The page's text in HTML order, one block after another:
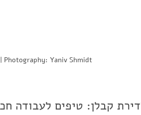
Photography: Yaniv Shmidt
קבלן: טיפים לעבודה